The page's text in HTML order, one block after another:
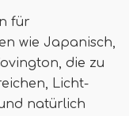
für
wie Japanisch,
die zu
Licht-
natürlich